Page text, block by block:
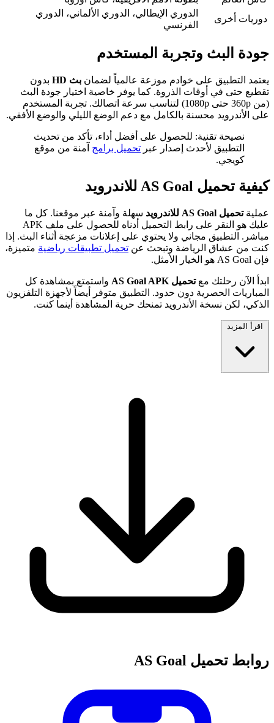
دوريات أخرى
الدوري الإيطالي، الدوري الألماني، الدوري
الفرنسي
جودة البث وتجربة المستخدم
يعتمد التطبيق على خوادم موزعة عالمياً لضمان بث HD
بدون
تقطيع حتى في أوقات الذروة. كما يوفر خاصية اختيار جودة البث
(من 360p حتى 1080p) لتناسب سرعة اتصالك. تجربة المستخدم
على الأندرويد محسنة بالكامل مع دعم الوضع الليلي والوضع الأفقي.
نصيحة تقنية: للحصول على أفضل أداء، تأكد من تحديث
التطبيق لأحدث إصدار عبر تحميل برامج آمنة من موقع
كويجي.
كيفية تحميل AS Goal للاندرويد
عمليةتحميل AS Goal للاندرويد
سهلة وآمنة عبر موقعنا. كل ما
عليك هو النقر على رابط التحميل أدناه للحصول على ملف APK
مباشر. التطبيق مجاني ولا يحتوي على إعلانات مزعجة أثناء البث. إذا
كنت من عشاق الرياضة وتبحث عن تحميل تطبيقات رياضية متميزة،
فإن AS Goal هو الخيار الأمثل.
ابدأ الآن رحلتك معتحميل AS Goal APK
واستمتع بمشاهدة كل
المباريات الحصرية دون حدود. التطبيق متوفر أيضاً لأجهزة التلفزيون
الذكي، لكن نسخة الأندرويد تمنحك حرية المشاهدة أينما كنت.
اقرأ المزيد
روابط تحميل AS Goal